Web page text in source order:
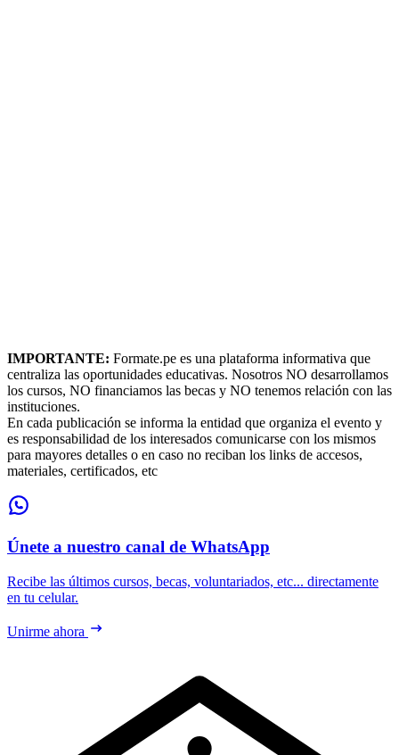
IMPORTANTE: Formate.pe es una plataforma informativa que
centraliza las oportunidades educativas. Nosotros NO desarrollamos
los cursos, NO financiamos las becas y NO tenemos relación con las
instituciones.
En cada publicación se informa la entidad que organiza el evento y
es responsabilidad de los interesados comunicarse con los mismos
para mayores detalles o en caso no reciban los links de accesos,
materiales, certificados, etc
Únete a nuestro canal de WhatsApp
Recibe las últimos cursos, becas, voluntariados, etc... directamente
en tu celular.
Unirme ahora